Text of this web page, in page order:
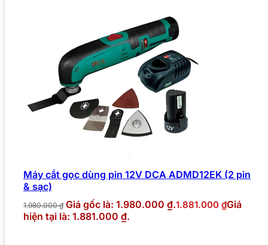
Máy cắt gọc dùng pin 12V DCA ADMD12EK (2 pin
& sạc)
1.980.000₫ Giá gốc là: 1.980.000 ₫.1.881.000 ₫Giá
hiện tại là: 1.881.000 ₫.